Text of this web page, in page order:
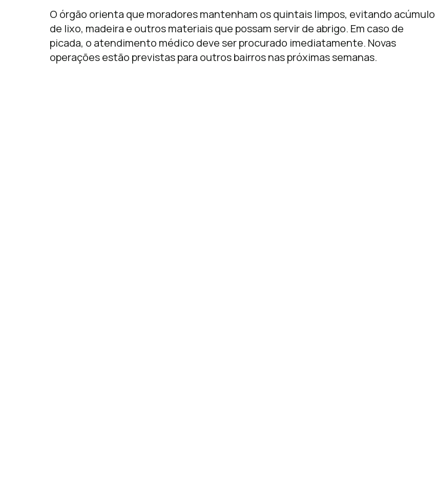
O órgão orienta que moradores mantenham os quintais limpos, evitando acúmulo
de lixo, madeira e outros materiais que possam servir de abrigo. Em caso de
picada, o atendimento médico deve ser procurado imediatamente. Novas
operações estão previstas para outros bairros nas próximas semanas.